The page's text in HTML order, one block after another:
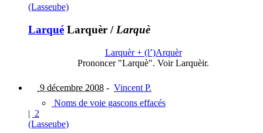
(Lasseube)
Larqué Larquèr / Larquè
Larquèr + (l’)Arquèr
Prononcer "Larquè". Voir Larquèir.
9 décembre 2008 - Vincent P.
Noms de voie gascons effacés
| 2
(Lasseube)